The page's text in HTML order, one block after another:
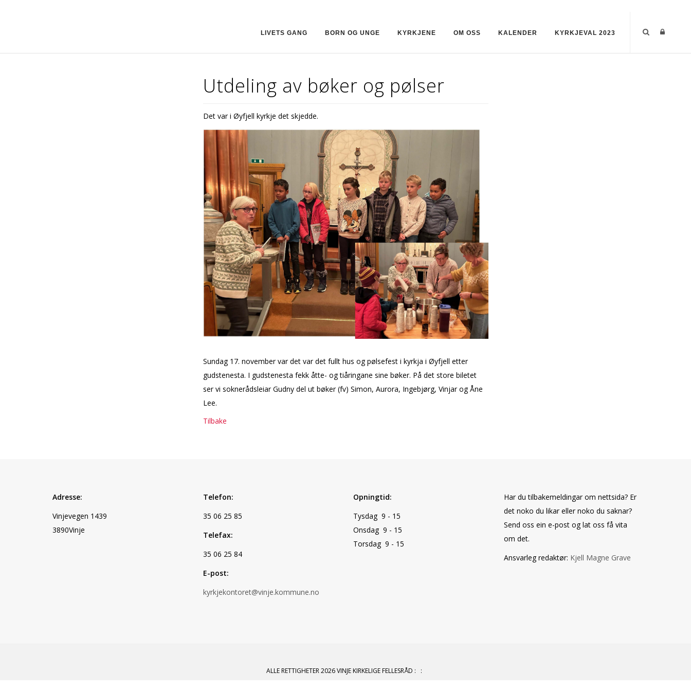
LIVETS GANG BORN OG UNGE KYRKJENE OM OSS KALENDER KYRKJEVAL 2023
Utdeling av bøker og pølser
Det var i Øyfjell kyrkje det skjedde.
Sundag 17. november var det var det fullt hus og pølsefest i kyrkja i Øyfjell etter
gudstenesta. I gudstenesta fekk åtte- og tiåringane sine bøker. På det store biletet
ser vi soknerådsleiar Gudny del ut bøker (fv) Simon, Aurora, Ingebjørg, Vinjar og Åne
Lee.
Tilbake
Adresse:
Vinjevegen 1439
3890Vinje
Telefon:
35 06 25 85
Telefax:
35 06 25 84
E-post:
kyrkjekontoret@vinje.kommune.no
Opningtid:
Tysdag 9 - 15
Onsdag 9 - 15
Torsdag 9 - 15
Har du tilbakemeldingar om nettsida? Er
det noko du likar eller noko du saknar?
Send oss ein e-post og lat oss få vita
om det.
Ansvarleg redaktør: Kjell Magne Grave
ALLE RETTIGHETER 2026 VINJE KIRKELIGE FELLESRÅD : :